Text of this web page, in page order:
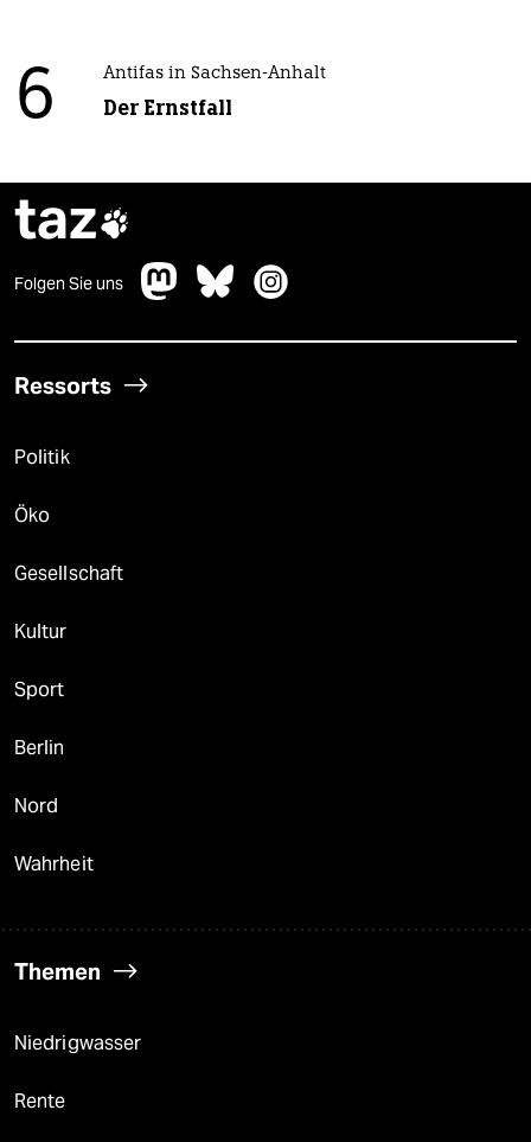
6 Antifas in Sachsen-Anhalt
Der Ernstfall
taz
Folgen Sie uns
Ressorts
Politik
Öko
Gesellschaft
Kultur
Sport
Berlin
Nord
Wahrheit
Themen
Niedrigwasser
Rente